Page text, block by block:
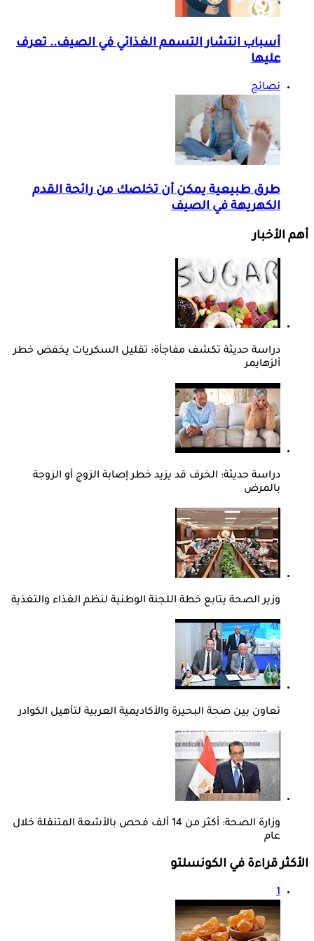
أسباب انتشار التسمم الغذائي في الصيف.. تعرف
عليها
نصائح
طرق طبيعية يمكن أن تخلصك من رائحة القدم
الكهريهة في الصيف
أهم الأخبار
دراسة حديثة تكشف مفاجأة: تقليل السكريات يخفض خطر
ألزهايمر
دراسة حديثة: الخرف قد يزيد خطر إصابة الزوج أو الزوجة
بالمرض
وزير الصحة يتابع خطة اللجنة الوطنية لنظم الغذاء والتغذية
تعاون بين صحة البحيرة والأكاديمية العربية لتأهيل الكوادر
وزارة الصحة: أكثر من 14 ألف فحص بالأشعة المتنقلة خلال
عام
الأكثر قراءة في الكونسلتو
1